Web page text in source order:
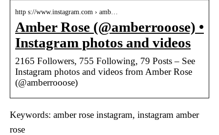
http s://www.instagram.com › amb…
Amber Rose (@amberrooose) •
Instagram photos and videos
2165 Followers, 755 Following, 79 Posts – See
Instagram photos and videos from Amber Rose
(@amberrooose)
Keywords: amber rose instagram, instagram amber
rose